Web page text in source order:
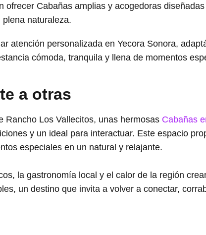
ofrecer Cabañas amplias y acogedoras
naturaleza.
atención personalizada en Yecora Sonora,
cómoda, tranquila y llena de momentos
a otras
Rancho Los Vallecitos, unas hermosas Cabañas
y un ideal para interactuar. Este espacio
especiales en un natural y relajante.
la gastronomía local y el calor de la región
un destino que invita a volver a conectar,